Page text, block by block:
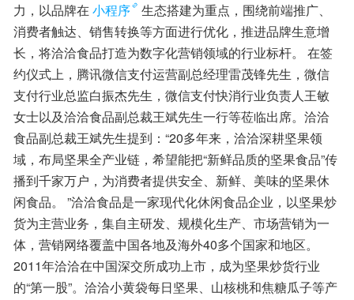
力，以品牌在 小程序
生态搭建为重点，围绕前端推广、
消费者触达、销售转换等方面进行优化，推进品牌生意增
长，将洽洽食品打造为数字化营销领域的行业标杆。 在签
约仪式上，腾讯微信支付运营副总经理雷茂锋先生，微信
支付行业总监白振杰先生，微信支付快消行业负责人王敏
女士以及洽洽食品副总裁王斌先生一行等莅临出席。洽洽
食品副总裁王斌先生提到：“20多年来，洽洽深耕坚果领
域，布局坚果全产业链，希望能把“新鲜品质的坚果食品”传
播到千家万户，为消费者提供安全、新鲜、美味的坚果休
闲食品。 ”洽洽食品是一家现代化休闲食品企业，以坚果炒
货为主营业务，集自主研发、规模化生产、市场营销为一
体，营销网络覆盖中国各地及海外40多个国家和地区。
2011年洽洽在中国深交所成功上市，成为坚果炒货行业
的“第一股”。洽洽小黄袋每日坚果、山核桃和焦糖瓜子等产